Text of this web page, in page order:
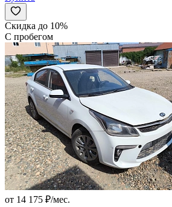
Скидка до 10%
С пробегом
от 14 175 ₽/мес.